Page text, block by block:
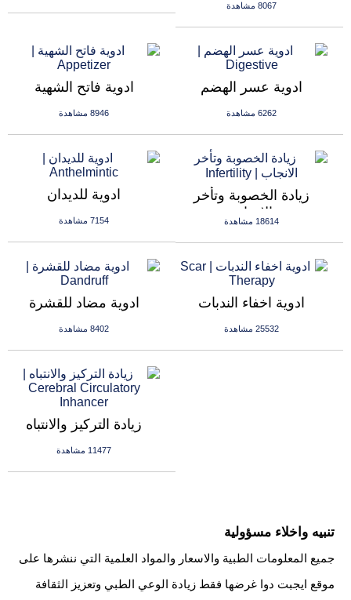
8067 مشاهدة
ادوية فاتح الشهية
8946 مشاهدة
ادوية عسر الهضم
6262 مشاهدة
ادوية للديدان
7154 مشاهدة
زيادة الخصوبة وتأخر
الانجاب
18614 مشاهدة
ادوية مضاد للقشرة
8402 مشاهدة
ادوية اخفاء الندبات
25532 مشاهدة
زيادة التركيز والانتباه
11477 مشاهدة
تنبيه واخلاء مسؤولية
جميع المعلومات الطبية والاسعار والمواد العلمية التي ننشرها على
موقع ايجبت دوا غرضها فقط زيادة الوعي الطبي وتعزيز الثقافة